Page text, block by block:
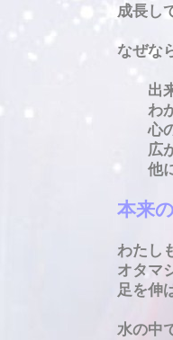
成長し
なぜな
出来
わか
心の
広が
他に
本来
わたし
オタマ
足を伸
水の中